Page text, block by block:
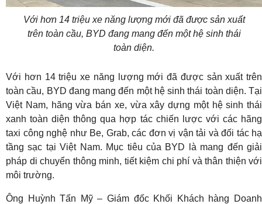
Với hơn 14 triệu xe năng lượng mới đã được sản xuất
trên toàn cầu, BYD đang mang đến một hệ sinh thái
toàn diện.
Với hơn 14 triệu xe năng lượng mới đã được sản xuất trên
toàn cầu, BYD đang mang đến một hệ sinh thái toàn diện. Tại
Việt Nam, hãng vừa bán xe, vừa xây dựng một hệ sinh thái
xanh toàn diện thông qua hợp tác chiến lược với các hãng
taxi công nghệ như Be, Grab, các đơn vị vận tải và đối tác hạ
tầng sạc tại Việt Nam. Mục tiêu của BYD là mang đến giải
pháp di chuyển thông minh, tiết kiệm chi phí và thân thiện với
môi trường.
Ông Huỳnh Tấn Mỹ – Giám đốc Khối Khách hàng Doanh